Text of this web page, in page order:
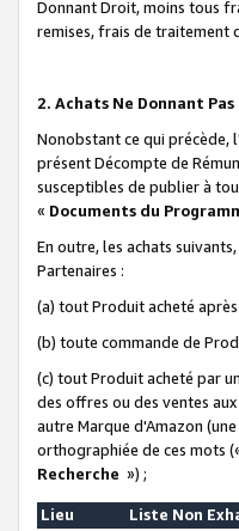
Donnant Droit, moins tous
remises, frais de traitement
2. Achats Ne Donnant
Nonobstant ce qui précède,
présent Décompte de
susceptibles de publier à
« Documents du
En outre, les achats
Partenaires :
(a) tout Produit acheté
(b) toute commande de
(c) tout Produit acheté par
des offres ou des ventes
autre Marque d'Amazon
orthographiée de ces mots
Recherche ») ;
Lieu
Liste Non